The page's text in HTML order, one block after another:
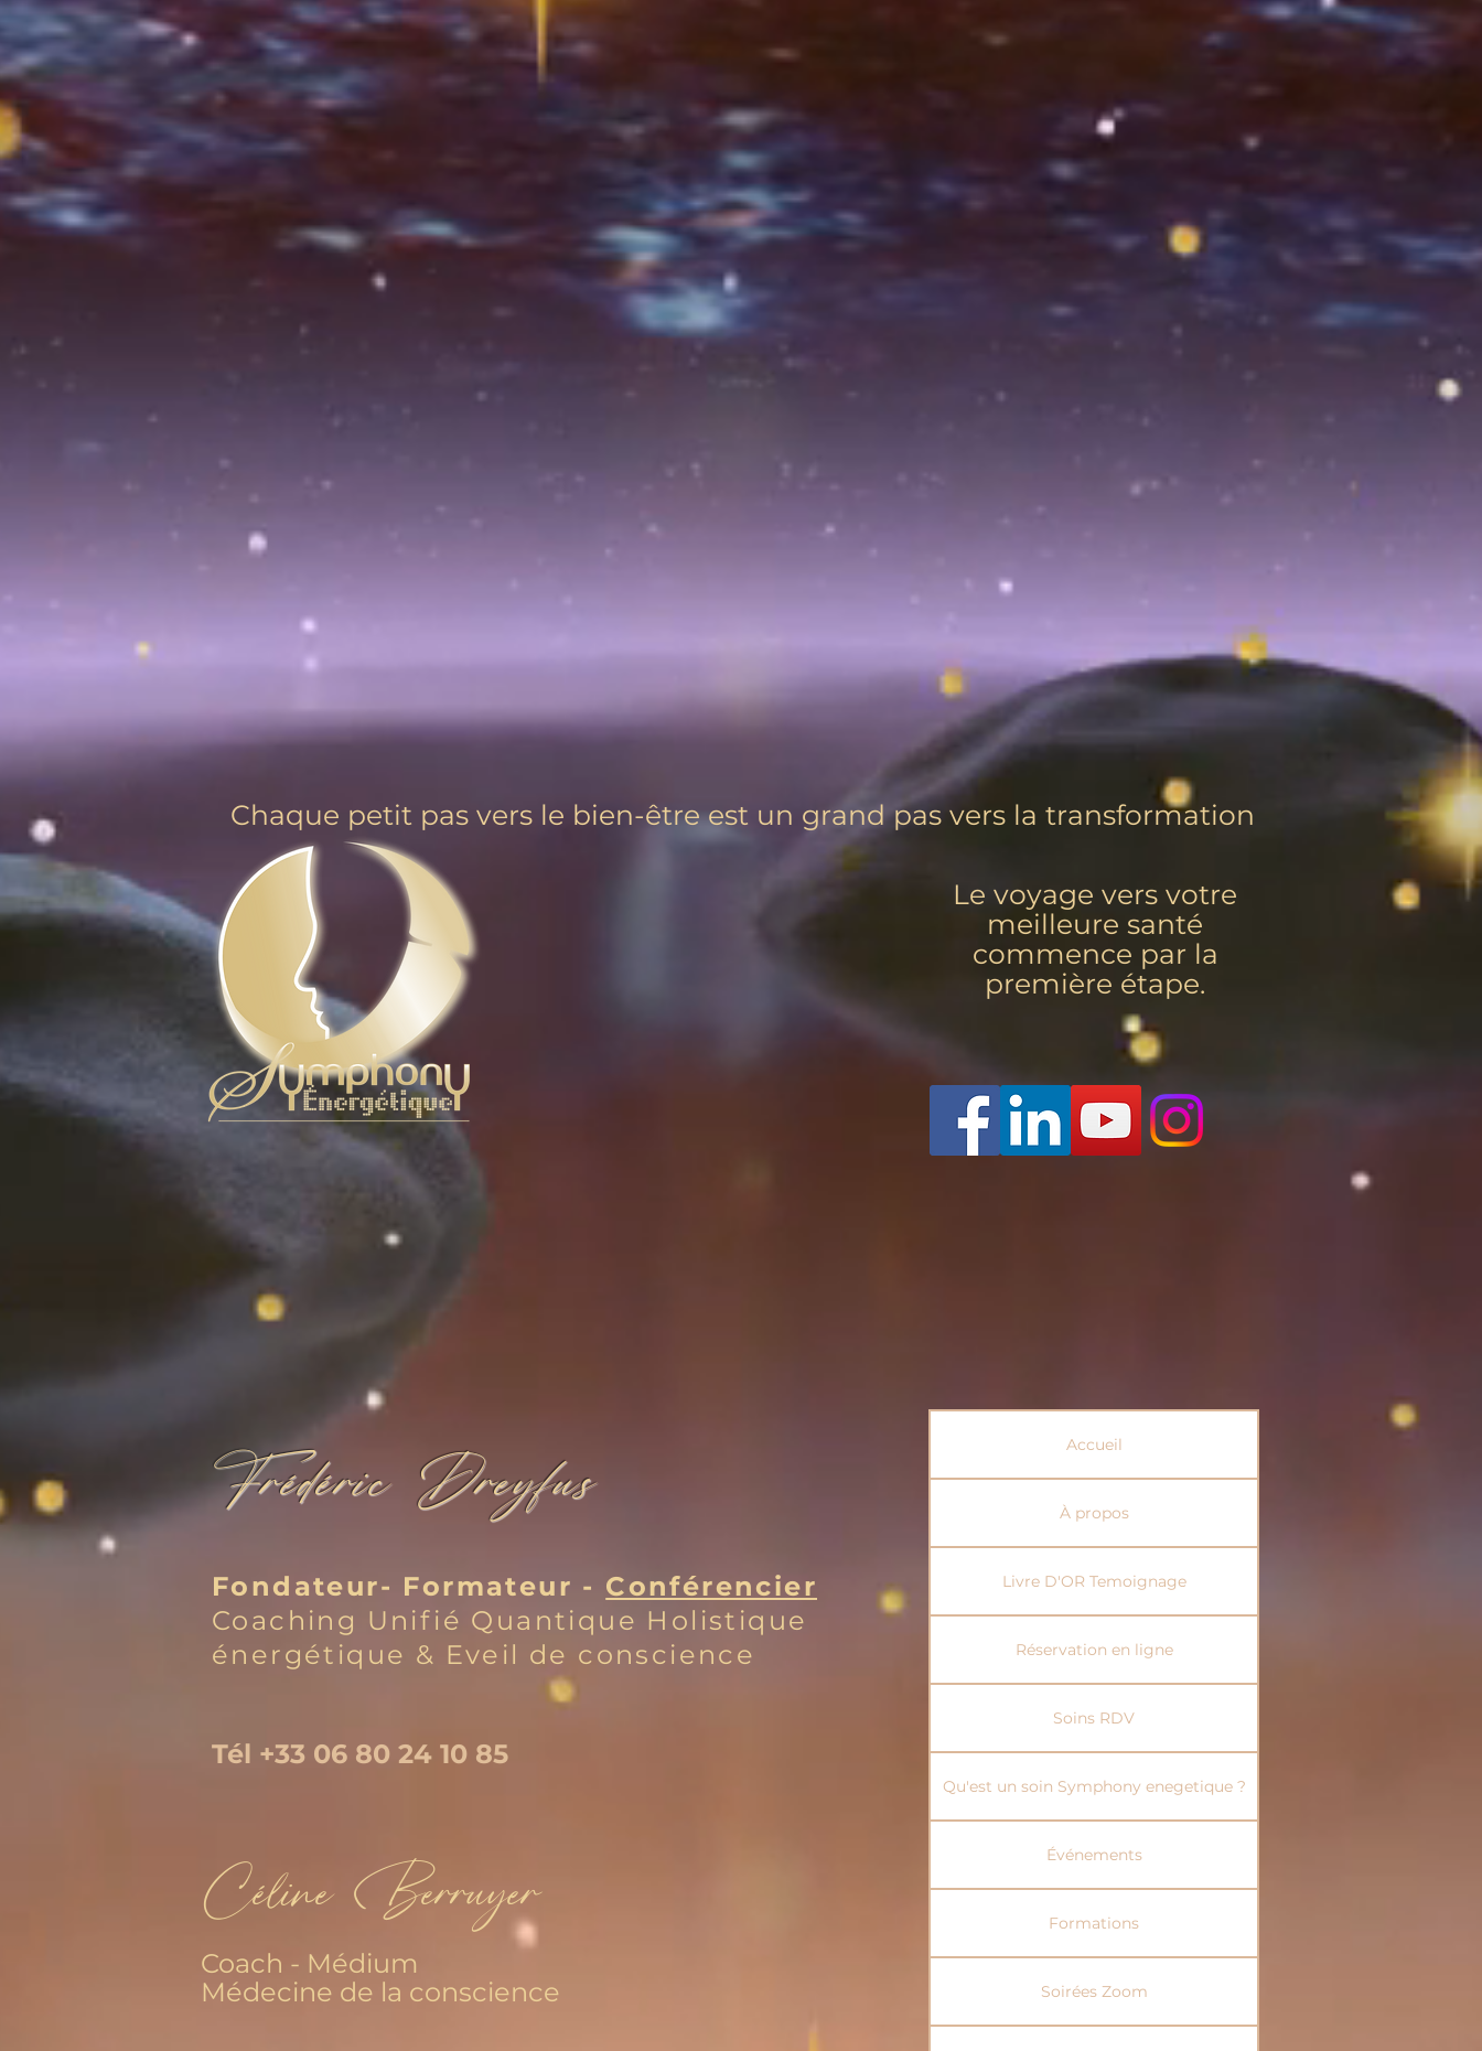
Chaque petit pas vers le bien-être est un grand pas vers la transformation
Le voyage vers votre
meilleure santé
commence par la
première étape.
Frédéric Dreyfus
Fondateur- Formateur - Conférencier
Coaching Unifié Quantique Holistique
énergétique & Eveil de conscience
Tél +33 06 80 24 10 85
Céline Berruyer
Coach - Médium
Médecine de la conscience
Accueil
À propos
Livre D'OR Temoignage
Réservation en ligne
Soins RDV
Qu'est un soin Symphony enegetique ?
Événements
Formations
Soirées Zoom